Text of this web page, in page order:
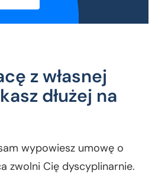
z własnej
dłużej na
wypowiesz umowę o
zwolni Cię dyscyplinarnie.